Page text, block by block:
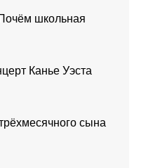
школьная
Канье Уэста
сына